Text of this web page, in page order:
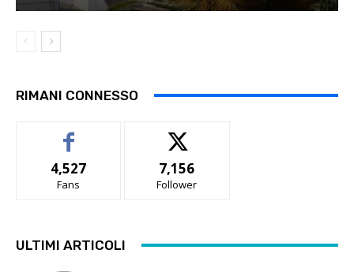
RIMANI CONNESSO
4,527
Fans
7,156
Follower
ULTIMI ARTICOLI